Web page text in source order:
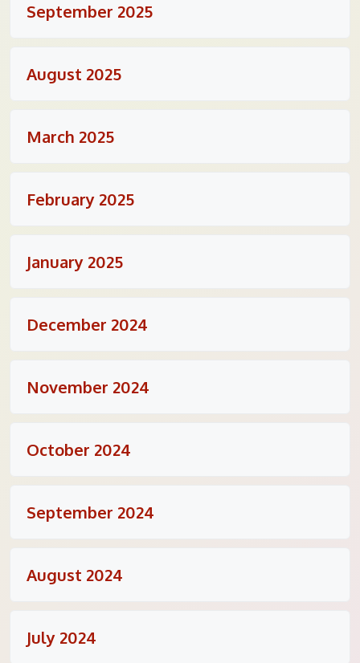
September 2025
August 2025
March 2025
February 2025
January 2025
December 2024
November 2024
October 2024
September 2024
August 2024
July 2024